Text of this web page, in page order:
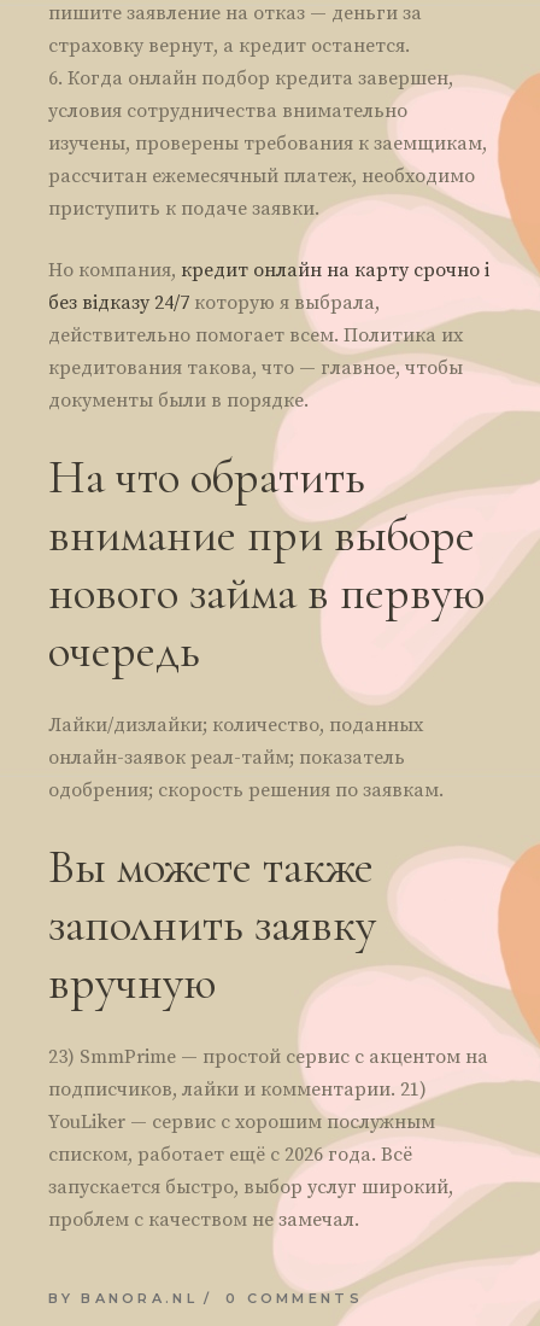
пишите заявление на отказ — деньги за
страховку вернут, а кредит останется.
Когда онлайн подбор кредита завершен,
условия сотрудничества внимательно
изучены, проверены требования к заемщикам,
рассчитан ежемесячный платеж, необходимо
приступить к подаче заявки.
Но компания, кредит онлайн на карту срочно і
без відказу 24/7 которую я выбрала,
действительно помогает всем. Политика их
кредитования такова, что — главное, чтобы
документы были в порядке.
На что обратить
внимание при выборе
нового займа в первую
очередь
Лайки/дизлайки; количество, поданных
онлайн-заявок реал-тайм; показатель
одобрения; скорость решения по заявкам.
Вы можете также
заполнить заявку
вручную
23) SmmPrime — простой сервис с акцентом на
подписчиков, лайки и комментарии. 21)
YouLiker — сервис с хорошим послужным
списком, работает ещё с 2026 года. Всё
запускается быстро, выбор услуг широкий,
проблем с качеством не замечал.
BY BANORA.NL 0 COMMENTS